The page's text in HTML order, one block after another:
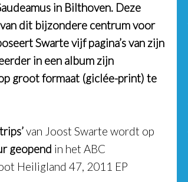
in Bilthoven. Deze
dit bijzondere centrum voor
Swarte vijf pagina’s van zijn
in een album zijn
groot formaat (giclée-print) te
van Joost Swarte wordt op
geopend in het ABC
Heiligland 47, 2011 EP